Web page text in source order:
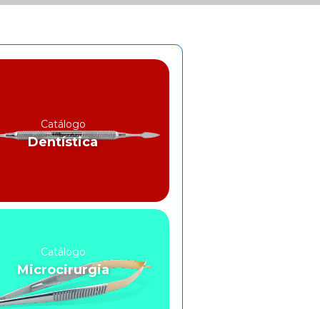
Catálogo
Dentística
Catálogo
Microcirurgia